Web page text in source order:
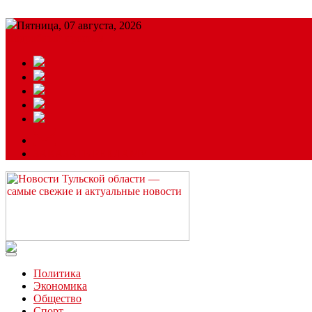
Пятница, 07 августа, 2026
Читайте последние новости дня в Тульской области на сайте
Политика
Экономика
Общество